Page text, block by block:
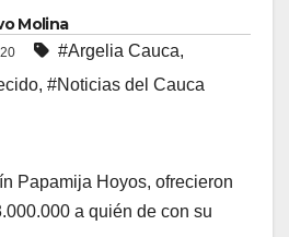
Molina
#Argelia Cauca,
, #Noticias del Cauca
Papamija Hoyos, ofrecieron
a quién de con su